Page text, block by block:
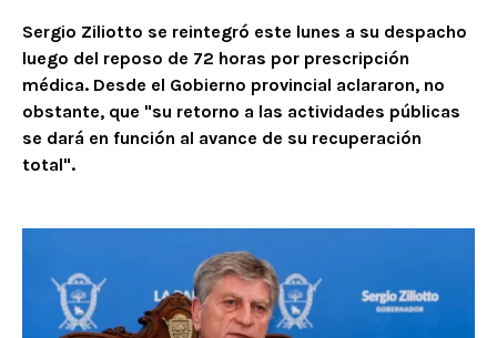
Sergio Ziliotto se reintegró este lunes a su despacho
luego del reposo de 72 horas por prescripción
médica. Desde el Gobierno provincial aclararon, no
obstante, que "su retorno a las actividades públicas
se dará en función al avance de su recuperación
total".